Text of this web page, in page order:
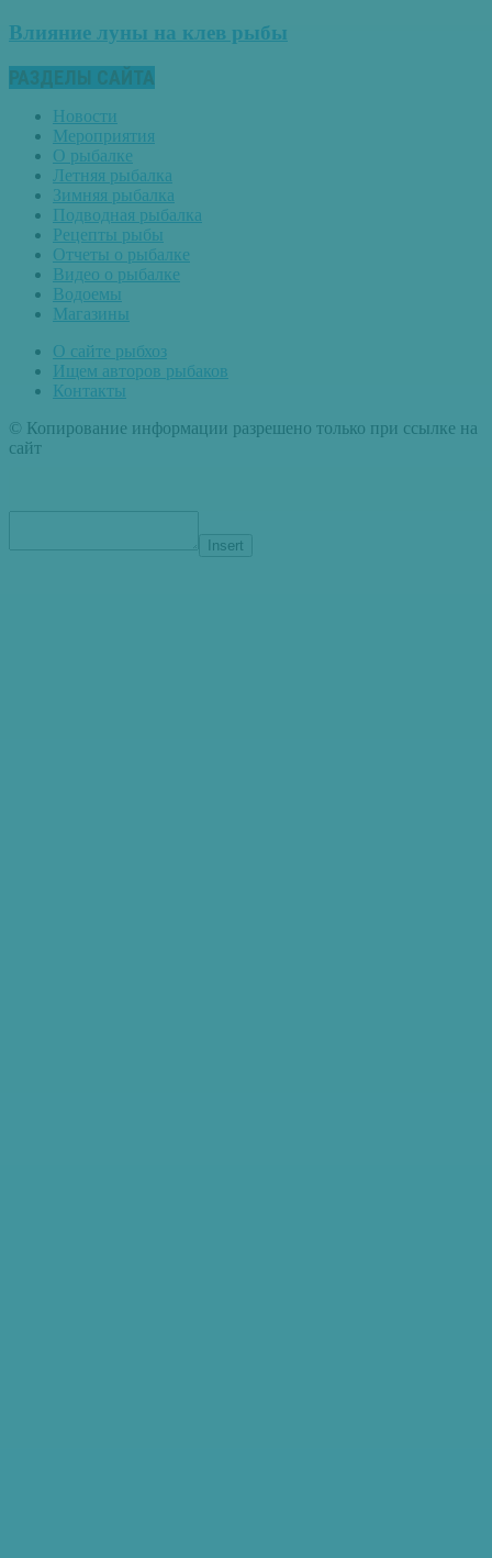
Влияние луны на клев рыбы
РАЗДЕЛЫ САЙТА
Новости
Мероприятия
О рыбалке
Летняя рыбалка
Зимняя рыбалка
Подводная рыбалка
Рецепты рыбы
Отчеты о рыбалке
Видео о рыбалке
Водоемы
Магазины
О сайте рыбхоз
Ищем авторов рыбаков
Контакты
© Копирование информации разрешено только при ссылке на
сайт
Insert